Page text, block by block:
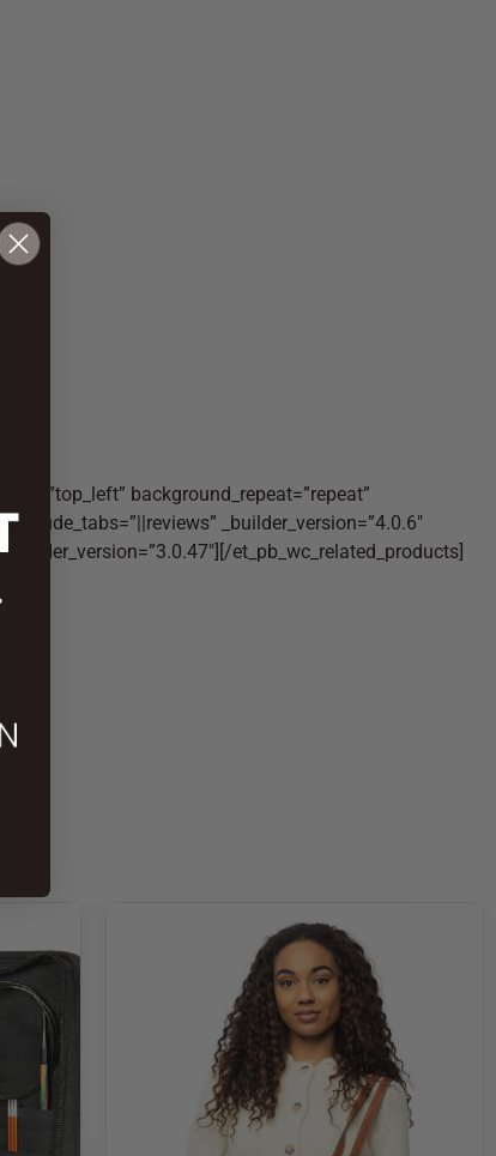
background_repeat=”repeat”
_builder_version=”4.0.6″
et_pb_wc_related_products]